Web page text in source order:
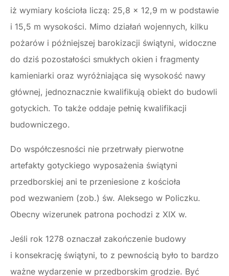
iż wymiary kościoła liczą: 25,8 x 12,9 m w podstawie
i 15,5 m wysokości. Mimo działań wojennych, kilku
pożarów i późniejszej barokizacji świątyni, widoczne
do dziś pozostałości smukłych okien i fragmenty
kamieniarki oraz wyróżniająca się wysokość nawy
głównej, jednoznacznie kwalifikują obiekt do budowli
gotyckich. To także oddaje pełnię kwalifikacji
budowniczego.
Do współczesności nie przetrwały pierwotne
artefakty gotyckiego wyposażenia świątyni
przedborskiej ani te przeniesione z kościoła
pod wezwaniem (zob.) św. Aleksego w Policzku.
Obecny wizerunek patrona pochodzi z XIX w.
Jeśli rok 1278 oznaczał zakończenie budowy
i konsekrację świątyni, to z pewnością było to bardzo
ważne wydarzenie w przedborskim grodzie. Być